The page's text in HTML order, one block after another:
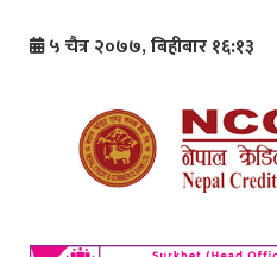
५ चैत्र २०७७, बिहीबार १६:१३